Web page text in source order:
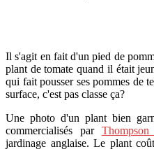
Il s'agit en fait d'un pied de
plant de tomate quand il était
qui fait pousser ses pommes de
surface, c'est pas classe ça?
Une photo d'un plant bien
commercialisés par
jardinage anglaise. Le plant